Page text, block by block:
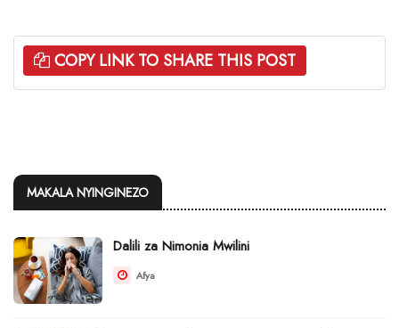
COPY LINK TO SHARE THIS POST
MAKALA NYINGINEZO
Dalili za Nimonia Mwilini
Afya